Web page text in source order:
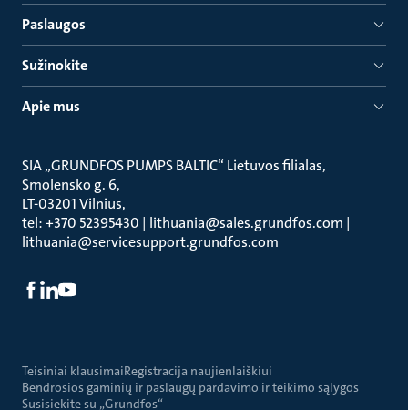
Paslaugos
Sužinokite
Apie mus
SIA „GRUNDFOS PUMPS BALTIC“ Lietuvos filialas
Smolensko g. 6
LT-03201 Vilnius
tel: +370 52395430 | lithuania@sales.grundfos.com |
lithuania@servicesupport.grundfos.com
Teisiniai klausimaiRegistracija naujienlaiškiui
Bendrosios gaminių ir paslaugų pardavimo ir teikimo sąlygos
Susisiekite su „Grundfos“